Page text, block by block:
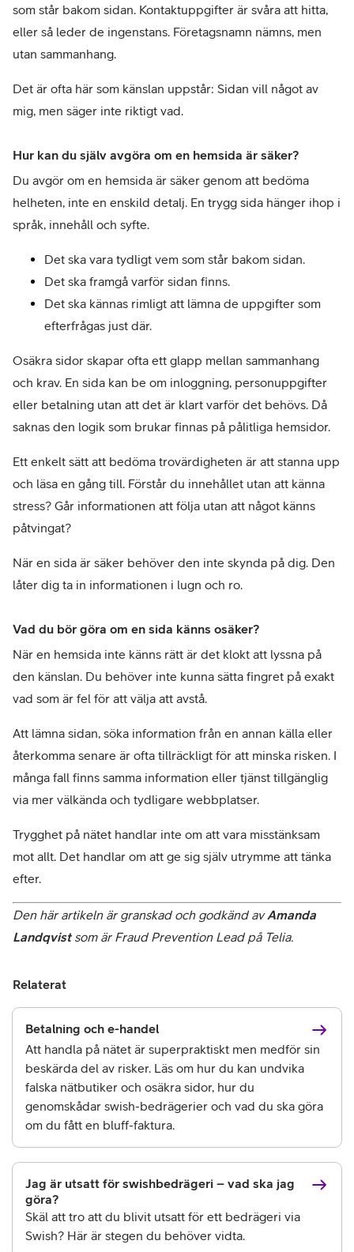
som står bakom sidan. Kontaktuppgifter är svåra att hitta,
eller så leder de ingenstans. Företagsnamn nämns, men
utan sammanhang.
Det är ofta här som känslan uppstår: Sidan vill något av
mig, men säger inte riktigt vad.
Hur kan du själv avgöra om en hemsida är säker?
Du avgör om en hemsida är säker genom att bedöma
helheten, inte en enskild detalj. En trygg sida hänger ihop i
språk, innehåll och syfte.
Det ska vara tydligt vem som står bakom sidan.
Det ska framgå varför sidan finns.
Det ska kännas rimligt att lämna de uppgifter som
efterfrågas just där.
Osäkra sidor skapar ofta ett glapp mellan sammanhang
och krav. En sida kan be om inloggning, personuppgifter
eller betalning utan att det är klart varför det behövs. Då
saknas den logik som brukar finnas på pålitliga hemsidor.
Ett enkelt sätt att bedöma trovärdigheten är att stanna upp
och läsa en gång till. Förstår du innehållet utan att känna
stress? Går informationen att följa utan att något känns
påtvingat?
När en sida är säker behöver den inte skynda på dig. Den
låter dig ta in informationen i lugn och ro.
Vad du bör göra om en sida känns osäker?
När en hemsida inte känns rätt är det klokt att lyssna på
den känslan. Du behöver inte kunna sätta fingret på exakt
vad som är fel för att välja att avstå.
Att lämna sidan, söka information från en annan källa eller
återkomma senare är ofta tillräckligt för att minska risken. I
många fall finns samma information eller tjänst tillgänglig
via mer välkända och tydligare webbplatser.
Trygghet på nätet handlar inte om att vara misstänksam
mot allt. Det handlar om att ge sig själv utrymme att tänka
Den här artikeln är granskad och godkänd av Amanda
Landqvist som är Fraud Prevention Lead på Telia.
Relaterat
Betalning och e-handel
Att handla på nätet är superpraktiskt men medför sin
beskärda del av risker. Läs om hur du kan undvika
falska nätbutiker och osäkra sidor, hur du
genomskådar swish-bedrägerier och vad du ska göra
om du fått en bluff-faktura.
Jag är utsatt för swishbedrägeri – vad ska jag
göra?
Skäl att tro att du blivit utsatt för ett bedrägeri via
Swish? Här är stegen du behöver vidta.